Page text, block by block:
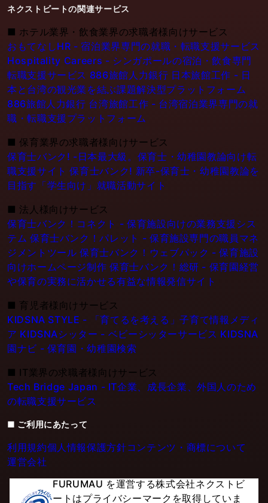
ネクストビートの関連サービス
■ ホテル業界・飲食業界の求職者様向けサービス
おもてなしHR - 宿泊業界専門の就職・転職支援サービス
Hospitality Careers - シンガポールの宿泊・飲食専門
転職支援サービス 886旅館人力銀行 日本旅館工作 - 日
本と台湾の観光業を結ぶ課題解決型プラットフォーム
886旅館人力銀行 台湾旅館工作 - 台湾宿泊業界専門の就
職・転職支援プラットフォーム
■ 保育業界の求職者様向けサービス
保育士バンク! -日本最大級。保育士・幼稚園教論向け転
職支援サイト 保育士バンク! 新卒-保育士・幼稚園教論を
目指す「学生向け」就職活動サイト
■ 法人様向けサービス
保育士バンク！コネクト - 保育施設向けの業務支援シス
テム 保育士バンク！パレット - 保育施設専門の職員マネ
ジメントツール 保育士バンク！ウェブパック - 保育施設
向けホームページ制作 保育士バンク！総研 - 保育園経営
や保育の実務に活かせる有益な情報発信サイト
■ 育児者様向けサービス
KIDSNA STYLE - 「育てるを考える」子育て情報メディ
ア KIDSNAシッター - ベビーシッターサービス KIDSNA
園ナビ - 保育園・幼稚園検索
■ IT業界の求職者様向けサービス
Tech Bridge Japan - IT企業、成長企業、外国人のため
の転職支援サービス
■ ご利用にあたって
利用規約個人情報保護方針コンテンツ・商標について
運営会社
FURUMAU を運営する株式会社ネクストビ
ートはプライバシーマークを取得していま